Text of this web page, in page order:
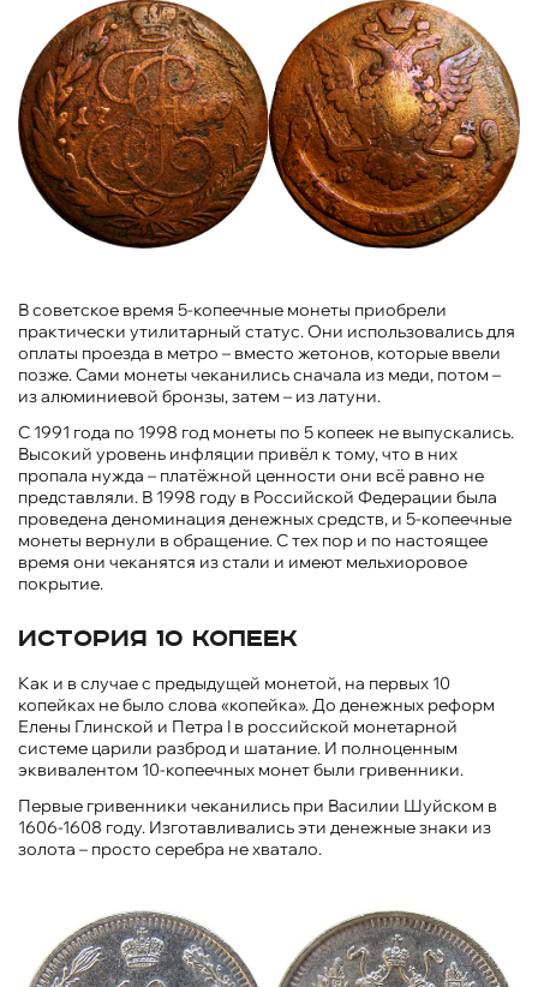
В советское время 5-копеечные монеты приобрели
практически утилитарный статус. Они использовались для
оплаты проезда в метро – вместо жетонов, которые ввели
позже. Сами монеты чеканились сначала из меди, потом –
из алюминиевой бронзы, затем – из латуни.
С 1991 года по 1998 год монеты по 5 копеек не выпускались.
Высокий уровень инфляции привёл к тому, что в них
пропала нужда – платёжной ценности они всё равно не
представляли. В 1998 году в Российской Федерации была
проведена деноминация денежных средств, и 5-копеечные
монеты вернули в обращение. С тех пор и по настоящее
время они чеканятся из стали и имеют мельхиоровое
покрытие.
История 10 копеек
Как и в случае с предыдущей монетой, на первых 10
копейках не было слова «копейка». До денежных реформ
Елены Глинской и Петра I в российской монетарной
системе царили разброд и шатание. И полноценным
эквивалентом 10-копеечных монет были гривенники.
Первые гривенники чеканились при Василии Шуйском в
1606-1608 году. Изготавливались эти денежные знаки из
золота – просто серебра не хватало.